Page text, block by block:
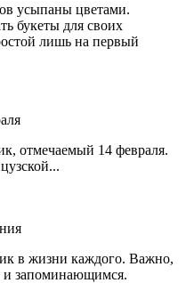
усыпаны цветами.
букеты для своих
лишь на первый
отмечаемый 14 февраля.
в жизни каждого. Важно,
и запоминающимся.